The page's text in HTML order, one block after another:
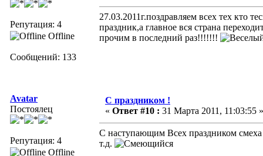
Репутация: 4
Offline
Сообщений: 133
27.03.2011г.поздравляем всех тех кто
праздник,а главное вся страна
прочим в последний раз!!!!!!!
Avatar
Постоялец
Репутация: 4
Offline
С праздником !
« Ответ #10 : 31 Марта 2011, 11:03:55 »
С наступающим Всех праздником смеха
т.д.